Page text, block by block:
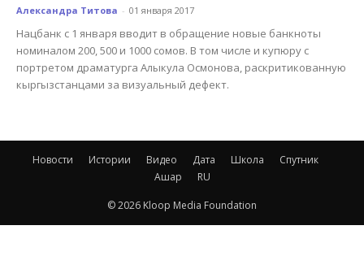
Александра Титова - 01 января 2017
Нацбанк с 1 января вводит в обращение новые банкноты
номиналом 200, 500 и 1000 сомов. В том числе и купюру с
портретом драматурга Алыкула Осмонова, раскритикованную
кыргызстанцами за визуальный дефект.
Новости Истории Видео Дата Школа
Спутник
Ашар
RU
© 2026 Kloop Media Foundation